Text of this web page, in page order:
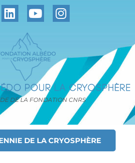
DE LA FONDATION CNRS
DE LA CRYOSPHÈRE